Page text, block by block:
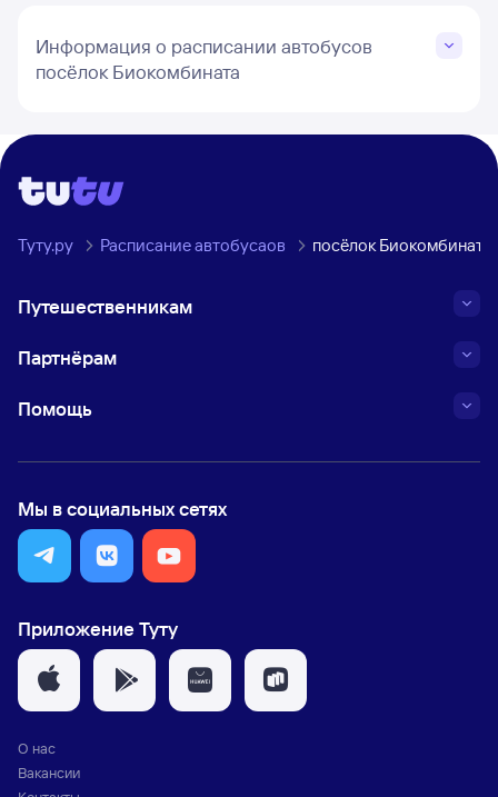
Информация о расписании автобусов
посёлок Биокомбината
Туту.ру Расписание автобусаов посёлок Биокомбината
Путешественникам
Партнёрам
Помощь
Мы в социальных сетях
Приложение Туту
О нас
Вакансии